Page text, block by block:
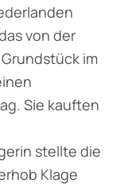
von der
im
Sie kauften
stellte die
Klage